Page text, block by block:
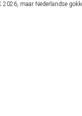
2026, maar Nederlandse